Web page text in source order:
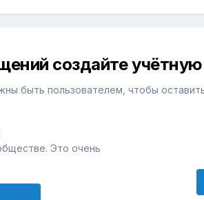
создайте учётную
быть пользователем, чтобы
Это очень